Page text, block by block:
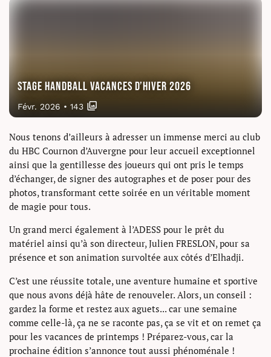
Stage handball vacances d’hiver 2026
Févr. 2026 • 143
Nous tenons d’ailleurs à adresser un immense merci au club
du HBC Cournon d’Auvergne pour leur accueil exceptionnel
ainsi que la gentillesse des joueurs qui ont pris le temps
d’échanger, de signer des autographes et de poser pour des
photos, transformant cette soirée en un véritable moment
de magie pour tous.
Un grand merci également à l’ADESS pour le prêt du
matériel ainsi qu’à son directeur, Julien FRESLON, pour sa
présence et son animation survoltée aux côtés d’Elhadji.
C’est une réussite totale, une aventure humaine et sportive
que nous avons déjà hâte de renouveler. Alors, un conseil :
gardez la forme et restez aux aguets... car une semaine
comme celle-là, ça ne se raconte pas, ça se vit et on remet ça
pour les vacances de printemps ! Préparez-vous, car la
prochaine édition s’annonce tout aussi phénoménale !